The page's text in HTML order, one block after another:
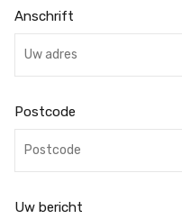
Anschrift
Postcode
Uw bericht